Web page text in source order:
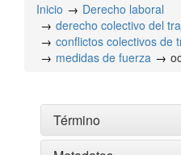
Inicio
Derecho laboral
derecho colectivo del
conflictos colectivos de
medidas de fuerza
Término